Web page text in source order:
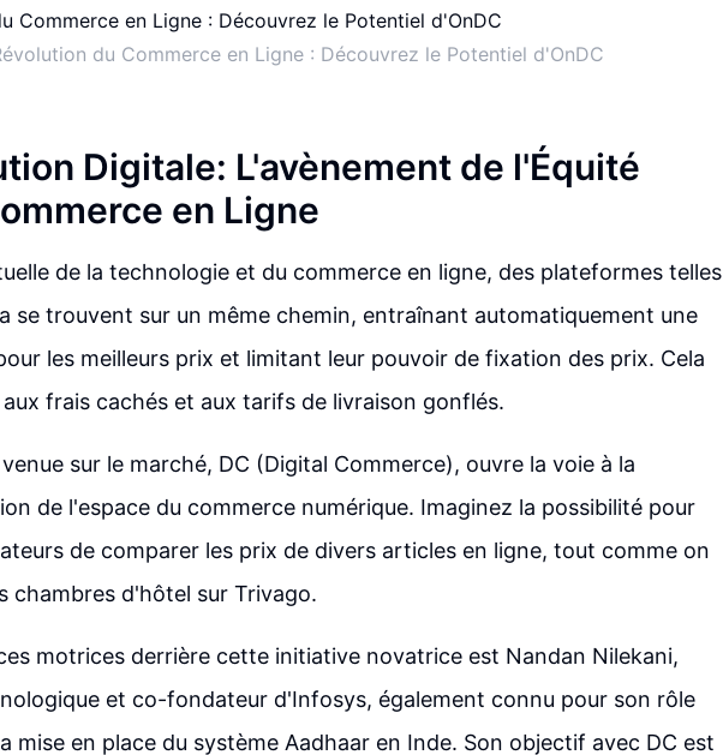
du Commerce en Ligne : Découvrez le Potentiel d'OnDC
Digitale: L'avènement de l'Équité
en Ligne
de la technologie et du commerce en ligne, des plateformes telles
se trouvent sur un même chemin, entraînant automatiquement une
les meilleurs prix et limitant leur pouvoir de fixation des prix. Cela
frais cachés et aux tarifs de livraison gonflés.
sur le marché, DC (Digital Commerce), ouvre la voie à la
de l'espace du commerce numérique. Imaginez la possibilité pour
de comparer les prix de divers articles en ligne, tout comme on
chambres d'hôtel sur Trivago.
motrices derrière cette initiative novatrice est Nandan Nilekani,
et co-fondateur d'Infosys, également connu pour son rôle
mise en place du système Aadhaar en Inde. Son objectif avec DC est